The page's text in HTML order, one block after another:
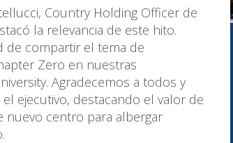
Country Holding Officer de
la relevancia de este hito.
de compartir el tema de
Zero en nuestras
Agradecemos a todos y
ejecutivo, destacando el valor de
nuevo centro para albergar